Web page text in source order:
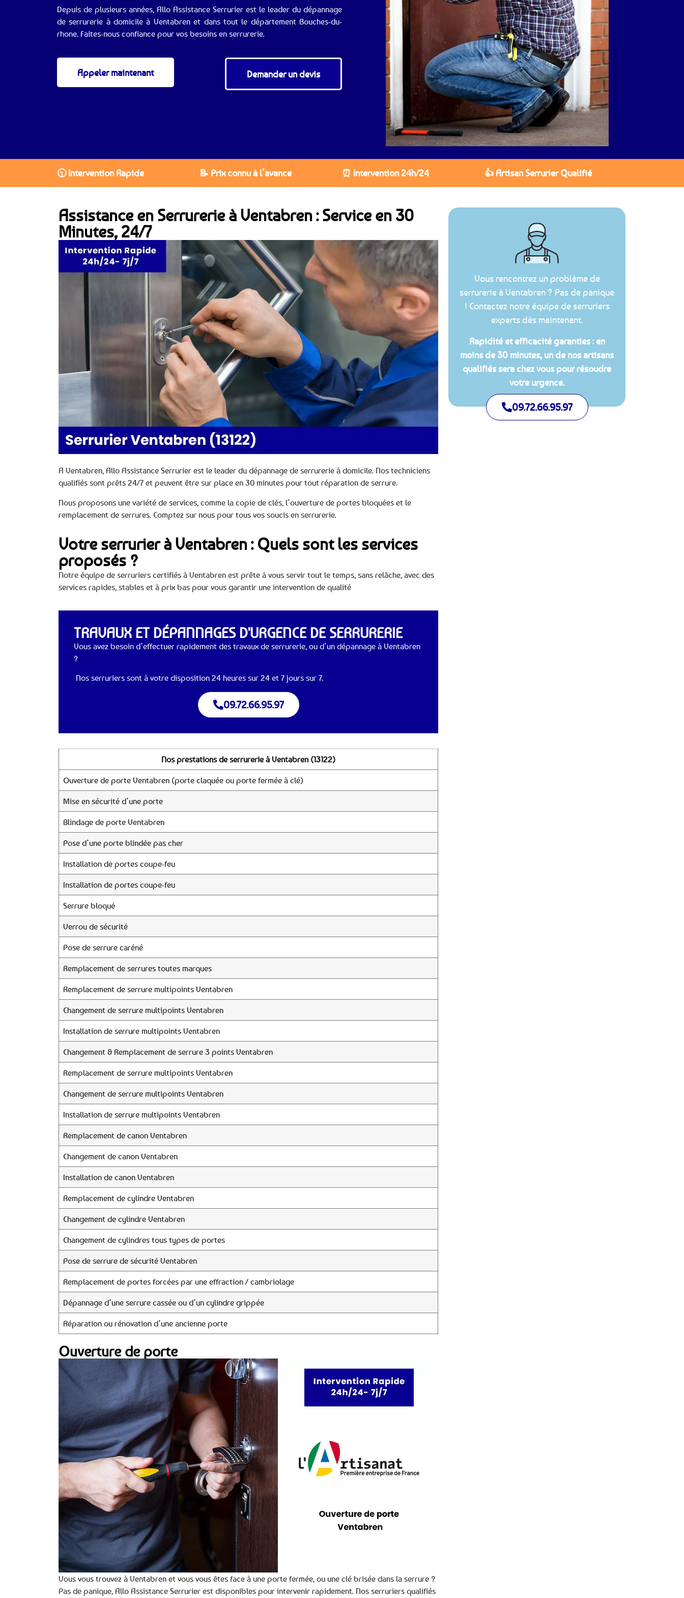
Depuis de plusieurs années, Allo Assistance Serrurier est le leader du dépannage
de serrurerie à domicile à Ventabren et dans tout le département Bouches-du-
rhone. Faites-nous confiance pour vos besoins en serrurerie.
Appeler maintenant Demander un devis
🕥 Intervention Rapide 📝 Prix connu à l’avance ⏰ Intervention 24h/24 👍 Artisan Serrurier Qualifié
Assistance en Serrurerie à Ventabren : Service en 30
Minutes, 24/7
A Ventabren, Allo Assistance Serrurier est le leader du dépannage de serrurerie à domicile. Nos techniciens
qualifiés sont prêts 24/7 et peuvent être sur place en 30 minutes pour tout réparation de serrure.
Nous proposons une variété de services, comme la copie de clés, l’ouverture de portes bloquées et le
remplacement de serrures. Comptez sur nous pour tous vos soucis en serrurerie.
Votre serrurier à Ventabren : Quels sont les services
proposés ?
Notre équipe de serruriers certifiés à Ventabren est prête à vous servir tout le temps, sans relâche, avec des
services rapides, stables et à prix bas pour vous garantir une intervention de qualité
TRAVAUX ET DÉPANNAGES D'URGENCE DE SERRURERIE
Vous avez besoin d’effectuer rapidement des travaux de serrurerie, ou d’un dépannage à Ventabren
?
Nos serruriers sont à votre disposition 24 heures sur 24 et 7 jours sur 7.
09.72.66.95.97
Nos prestations de serrurerie à Ventabren (13122)
Ouverture de porte Ventabren (porte claquée ou porte fermée à clé)
Mise en sécurité d’une porte
Blindage de porte Ventabren
Pose d’une porte blindée pas cher
Installation de portes coupe-feu
Installation de portes coupe-feu
Serrure bloqué
Verrou de sécurité
Pose de serrure caréné
Remplacement de serrures toutes marques
Remplacement de serrure multipoints Ventabren
Changement de serrure multipoints Ventabren
Installation de serrure multipoints Ventabren
Changement & Remplacement de serrure 3 points Ventabren
Remplacement de serrure multipoints Ventabren
Changement de serrure multipoints Ventabren
Installation de serrure multipoints Ventabren
Remplacement de canon Ventabren
Changement de canon Ventabren
Installation de canon Ventabren
Remplacement de cylindre Ventabren
Changement de cylindre Ventabren
Changement de cylindres tous types de portes
Pose de serrure de sécurité Ventabren
Remplacement de portes forcées par une effraction / cambriolage
Dépannage d’une serrure cassée ou d’un cylindre grippée
Réparation ou rénovation d’une ancienne porte
Ouverture de porte
Vous vous trouvez à Ventabren et vous vous êtes face à une porte fermée, ou une clé brisée dans la serrure ?
Pas de panique, Allo Assistance Serrurier est disponibles pour intervenir rapidement. Nos serruriers qualifiés
Vous rencontrez un problème de
serrurerie à Ventabren ? Pas de panique
! Contactez notre équipe de serruriers
experts dès maintenant.
Rapidité et efficacité garanties : en
moins de 30 minutes, un de nos artisans
qualifiés sera chez vous pour résoudre
votre urgence.
09.72.66.95.97